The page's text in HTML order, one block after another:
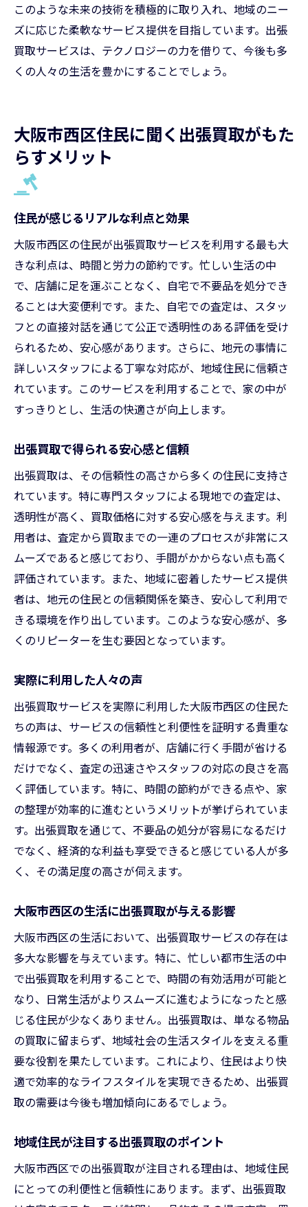
このような未来の技術を積極的に取り入れ、地域のニー
ズに応じた柔軟なサービス提供を目指しています。出張
買取サービスは、テクノロジーの力を借りて、今後も多
くの人々の生活を豊かにすることでしょう。
大阪市西区住民に聞く出張買取がもた
らすメリット
住民が感じるリアルな利点と効果
大阪市西区の住民が出張買取サービスを利用する最も大
きな利点は、時間と労力の節約です。忙しい生活の中
で、店舗に足を運ぶことなく、自宅で不要品を処分でき
ることは大変便利です。また、自宅での査定は、スタッ
フとの直接対話を通じて公正で透明性のある評価を受け
られるため、安心感があります。さらに、地元の事情に
詳しいスタッフによる丁寧な対応が、地域住民に信頼さ
れています。このサービスを利用することで、家の中が
すっきりとし、生活の快適さが向上します。
出張買取で得られる安心感と信頼
出張買取は、その信頼性の高さから多くの住民に支持さ
れています。特に専門スタッフによる現地での査定は、
透明性が高く、買取価格に対する安心感を与えます。利
用者は、査定から買取までの一連のプロセスが非常にス
ムーズであると感じており、手間がかからない点も高く
評価されています。また、地域に密着したサービス提供
者は、地元の住民との信頼関係を築き、安心して利用で
きる環境を作り出しています。このような安心感が、多
くのリピーターを生む要因となっています。
実際に利用した人々の声
出張買取サービスを実際に利用した大阪市西区の住民た
ちの声は、サービスの信頼性と利便性を証明する貴重な
情報源です。多くの利用者が、店舗に行く手間が省ける
だけでなく、査定の迅速さやスタッフの対応の良さを高
く評価しています。特に、時間の節約ができる点や、家
の整理が効率的に進むというメリットが挙げられていま
す。出張買取を通じて、不要品の処分が容易になるだけ
でなく、経済的な利益も享受できると感じている人が多
く、その満足度の高さが伺えます。
大阪市西区の生活に出張買取が与える影響
大阪市西区の生活において、出張買取サービスの存在は
多大な影響を与えています。特に、忙しい都市生活の中
で出張買取を利用することで、時間の有効活用が可能と
なり、日常生活がよりスムーズに進むようになったと感
じる住民が少なくありません。出張買取は、単なる物品
の買取に留まらず、地域社会の生活スタイルを支える重
要な役割を果たしています。これにより、住民はより快
適で効率的なライフスタイルを実現できるため、出張買
取の需要は今後も増加傾向にあるでしょう。
地域住民が注目する出張買取のポイント
大阪市西区での出張買取が注目される理由は、地域住民
にとっての利便性と信頼性にあります。まず、出張買取